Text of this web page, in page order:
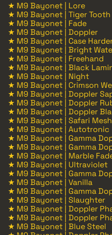
★ M9 Bayonet | Lore
★ M9 Bayonet | Tiger Tooth
★ M9 Bayonet | Fade
★ M9 Bayonet | Doppler
★ M9 Bayonet | Case
★ M9 Bayonet | Bright
★ M9 Bayonet | Freehand
★ M9 Bayonet | Black
★ M9 Bayonet | Night
★ M9 Bayonet | Crimson
★ M9 Bayonet | Doppler
★ M9 Bayonet | Doppler
★ M9 Bayonet | Doppler
★ M9 Bayonet | Safari Mesh
★ M9 Bayonet | Autotronic
★ M9 Bayonet | Gamma
★ M9 Bayonet | Gamma
★ M9 Bayonet | Marble
★ M9 Bayonet | Ultraviolet
★ M9 Bayonet | Gamma
★ M9 Bayonet | Vanilla
★ M9 Bayonet | Gamma
★ M9 Bayonet | Slaughter
★ M9 Bayonet | Doppler
★ M9 Bayonet | Doppler
★ M9 Bayonet | Blue Steel